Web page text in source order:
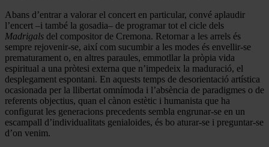
Abans d’entrar a valorar el concert en particular, convé aplaudir
l’encert –i també la gosadia– de programar tot el cicle dels
Madrigals del compositor de Cremona. Retornar a les arrels és
sempre rejovenir-se, així com sucumbir a les modes és envellir-se
prematurament o, en altres paraules, emmotllar la pròpia vida
espiritual a una pròtesi externa que n’impedeix la maduració, el
desplegament espontani. En aquests temps de desorientació artística
ocasionada per la llibertat omnímoda i l’absència de paradigmes o de
referents objectius, quan el cànon estètic i humanista que ha
configurat les generacions precedents sembla engrunar-se en un
escampall d’individualitats genialoides, és bo aturar-se i preguntar-se
d’on venim.